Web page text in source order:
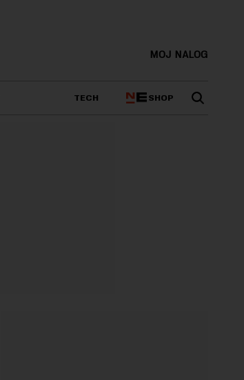
MOJ NALOG
TECH SHOP